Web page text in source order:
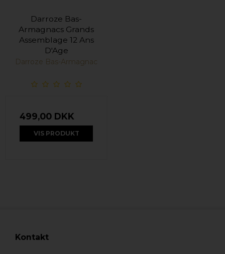
Darroze Bas-
Armagnacs Grands
Assemblage 12 Ans
D'Age
Darroze Bas-Armagnac
499,00 DKK
VIS PRODUKT
Kontakt